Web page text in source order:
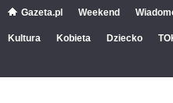
Gazeta.pl Weekend
Kultura Kobieta Dziecko